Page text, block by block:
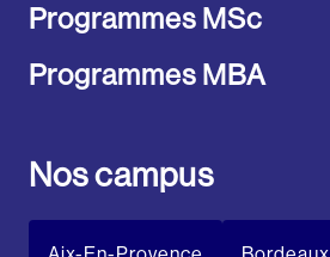
Programmes MSc
Programmes MBA
Nos campus